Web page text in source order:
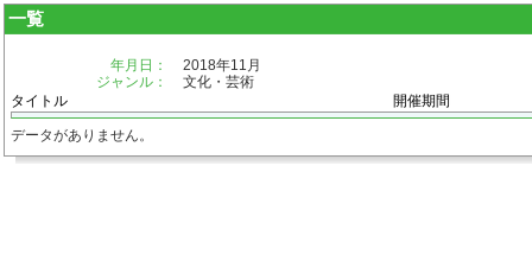
一覧
年月日：
2018年11月
ジャンル：
文化・芸術
タイトル
開催期間
データがありません。